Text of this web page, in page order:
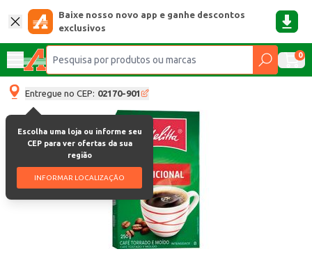
Baixe nosso novo app e ganhe descontos
exclusivos
0
Entregue no CEP: 02170-901
Escolha uma loja ou informe seu
CEP para ver ofertas da sua
região
INFORMAR LOCALIZAÇÃO